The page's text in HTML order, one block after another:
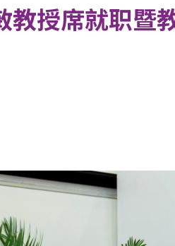
教授席就职暨